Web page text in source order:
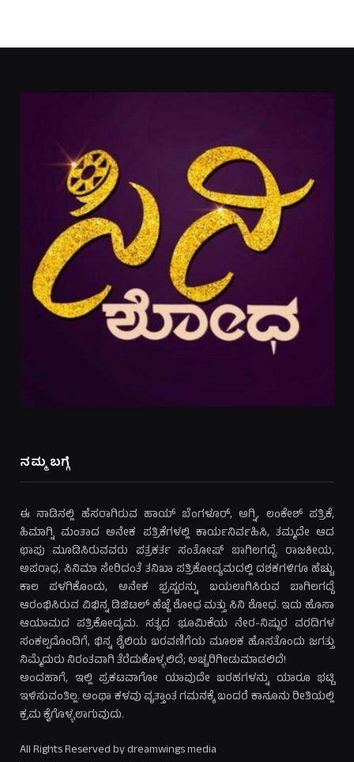
ನಮ್ಮ ಬಗ್ಗೆ
ಈ ನಾಡಿನಲ್ಲಿ ಹೆಸರಾಗಿರುವ ಹಾಯ್ ಬೆಂಗಳೂರ್, ಅಗ್ನಿ, ಲಂಕೇಶ್ ಪತ್ರಿಕೆ,
ಹಿಮಾಗ್ನಿ ಮಂತಾದ ಅನೇಕ ಪತ್ರಿಕೆಗಳಲ್ಲಿ ಕಾರ್ಯನಿರ್ವಹಿಸಿ, ತಮ್ಮದೇ ಆದ
ಛಾಪು ಮೂಡಿಸಿರುವವರು ಪತ್ರಕರ್ತ ಸಂತೋಷ್ ಬಾಗಿಲಗದ್ದೆ. ರಾಜಕೀಯ,
ಅಪರಾಧ, ಸಿನಿಮಾ ಸೇರಿದಂತೆ ತನಿಖಾ ಪತ್ರಿಕೋದ್ಯಮದಲ್ಲಿ ದಶಕಗಳಿಗೂ ಹೆಚ್ಚು
ಕಾಲ ಪಳಗಿಕೊಂಡು, ಅನೇಕ ಭ್ರಷ್ಟರನ್ನು ಬಯಲಾಗಿಸಿರುವ ಬಾಗಿಲಗದ್ದೆ
ಆರಂಭಿಸಿರುವ ವಿಭಿನ್ನ ಡಿಜಿಟಲ್ ಹೆಜ್ಜೆ ಶೋಧ ಮತ್ತು ಸಿನಿ ಶೋಧ. ಇದು ಹೊಸಾ
ಆಯಾಮದ ಪತ್ರಿಕೋದ್ಯಮ. ಸತ್ಯದ ಭೂಮಿಕೆಯ ನೇರ-ನಿಷ್ಠುರ ವರದಿಗಳ
ಸಂಕಲ್ಪದೊಂದಿಗೆ, ಭಿನ್ನ ಶೈಲಿಯ ಬರವಣಿಗೆಯ ಮೂಲಕ ಹೊಸತೊಂದು ಜಗತ್ತು
ನಿಮ್ಮೆದುರು ನಿರಂತವಾಗಿ ತೆರೆದುಕೊಳ್ಳಲಿದೆ; ಅಚ್ಚರಿಗೀಡುಮಾಡಲಿದೆ!
ಅಂದಹಾಗೆ, ಇಲ್ಲಿ ಪ್ರಕಟವಾಗೋ ಯಾವುದೇ ಬರಹಗಳನ್ನು ಯಾರೂ ಭಟ್ಟಿ
ಇಳಿಸುವಂತಿಲ್ಲ. ಅಂಥಾ ಕಳವು ವೃತ್ತಾಂತ ಗಮನಕ್ಕೆ ಬಂದರೆ ಕಾನೂನು ರೀತಿಯಲ್ಲಿ
ಕ್ರಮ ಕೈಗೊಳ್ಳಲಾಗುವುದು.
All Rights Reserved by dreamwings media